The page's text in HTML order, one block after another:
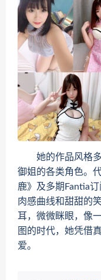
她的作品风格多
御姐的各类角色。
鹿》及多期Fantia
肉感曲线和甜甜的
耳，微微眯眼，像
图的时代，她凭借
爱。